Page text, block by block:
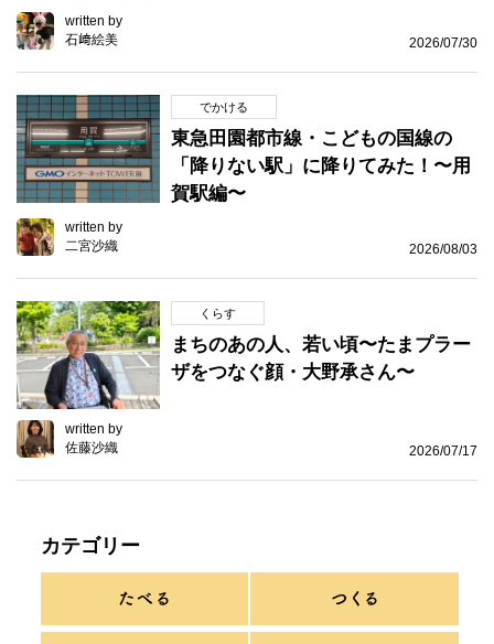
written by
石﨑絵美
2026/07/30
でかける
東急田園都市線・こどもの国線の
「降りない駅」に降りてみた！〜用
賀駅編〜
written by
二宮沙織
2026/08/03
くらす
まちのあの人、若い頃〜たまプラー
ザをつなぐ顔・大野承さん〜
written by
佐藤沙織
2026/07/17
カテゴリー